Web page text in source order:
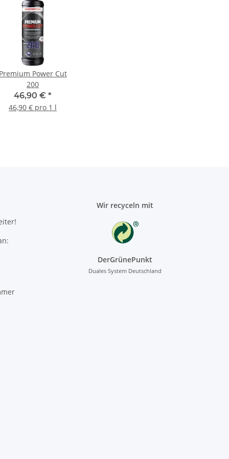
Power Cut
200
46,90 € *
46,90 € pro 1 l
Wir recyceln mit
DerGrünePunkt
Duales System Deutschland